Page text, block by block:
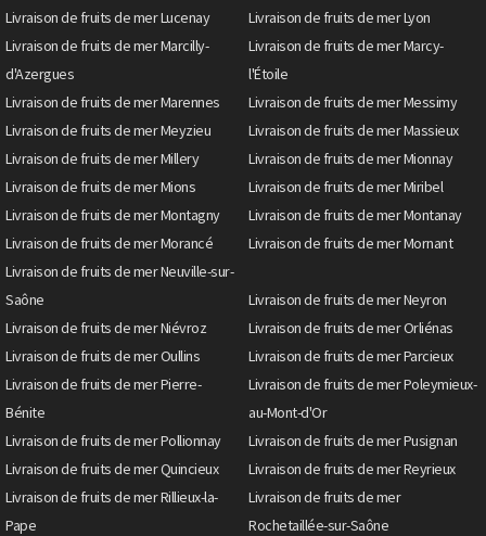
Livraison de fruits de mer Lucenay
Livraison de fruits de mer Lyon
Livraison de fruits de mer Marcilly-
d'Azergues
Livraison de fruits de mer Marcy-
l'Étoile
Livraison de fruits de mer Marennes
Livraison de fruits de mer Messimy
Livraison de fruits de mer Meyzieu
Livraison de fruits de mer Massieux
Livraison de fruits de mer Millery
Livraison de fruits de mer Mionnay
Livraison de fruits de mer Mions
Livraison de fruits de mer Miribel
Livraison de fruits de mer Montagny
Livraison de fruits de mer Montanay
Livraison de fruits de mer Morancé
Livraison de fruits de mer Mornant
Livraison de fruits de mer Neuville-sur-
Saône
Livraison de fruits de mer Neyron
Livraison de fruits de mer Niévroz
Livraison de fruits de mer Orliénas
Livraison de fruits de mer Oullins
Livraison de fruits de mer Parcieux
Livraison de fruits de mer Pierre-
Bénite
Livraison de fruits de mer Poleymieux-
au-Mont-d'Or
Livraison de fruits de mer Pollionnay
Livraison de fruits de mer Pusignan
Livraison de fruits de mer Quincieux
Livraison de fruits de mer Reyrieux
Livraison de fruits de mer Rillieux-la-
Pape
Livraison de fruits de mer
Rochetaillée-sur-Saône